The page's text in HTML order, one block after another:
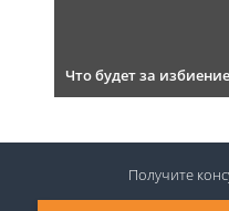
Что будет за избиение
Получите